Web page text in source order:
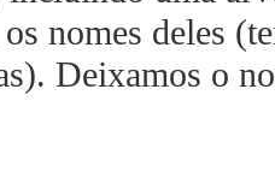
nomes deles
Deixamos o